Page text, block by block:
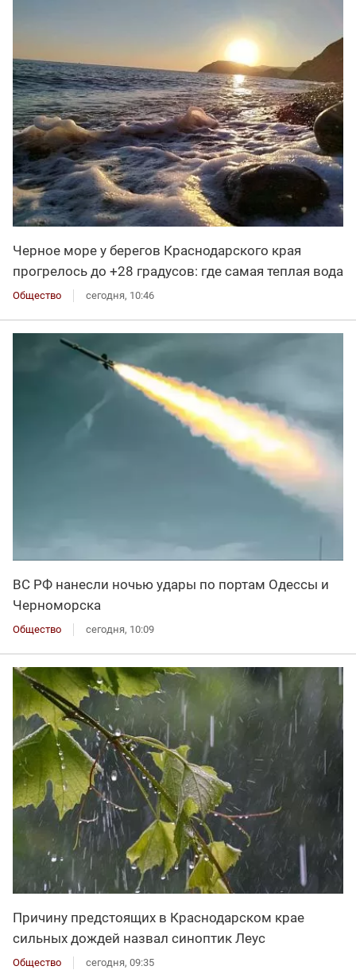
Черное море у берегов Краснодарского края
прогрелось до +28 градусов: где самая теплая вода
Общество сегодня, 10:46
ВС РФ нанесли ночью удары по портам Одессы и
Черноморска
Общество сегодня, 10:09
Причину предстоящих в Краснодарском крае
сильных дождей назвал синоптик Леус
Общество сегодня, 09:35